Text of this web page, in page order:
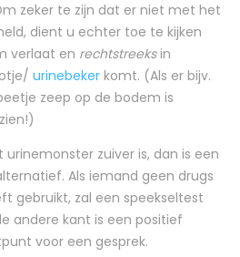
zeker te zijn dat er niet met het
dient u echter toe te kijken
verlaat en rechtstreeksin
urinebeker komt. (Als er bijv.
zeep op de bodem is
zuiver is, dan is een
Als iemand geen drugs
gebruikt, zal een speekseltest
andere kant is een positief
voor een gesprek.